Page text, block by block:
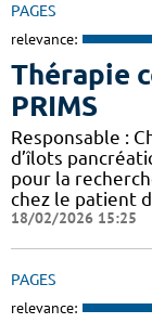
PAGES
relevance:
Thérapie
PRIMS
Responsable :
d’îlots
pour la
chez le patient
18/02/2026 15:25
PAGES
relevance: